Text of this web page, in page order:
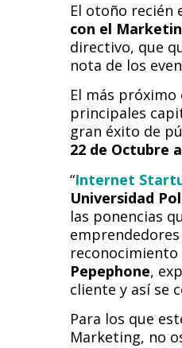
El otoño recién
con el
directivo, que
nota de los
El más próximo
principales
gran éxito de
22 de Octubre
“Internet
Universidad
las ponencias
Pepephone,
cliente y así se
Para los que
Marketing, no